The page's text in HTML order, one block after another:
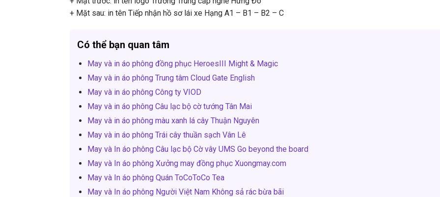
+ Mặt sau: in tên Tiếp nhận hồ sơ lái xe Hạng A1 – B1 – B2 – C
Có thể bạn quan tâm
May và in áo phông đồng phục HeroesIII Might & Magic
May và in áo phông Trung tâm Cloud Gate English
May và in áo phông Công ty VIOD
May và in áo phông Câu lạc bộ cờ tướng Tân Mai
May và in áo phông màu xanh lá cây Thuận Nguyên
May và in áo phông Trái cây thuần sạch Vân Lê
May và In áo phông Câu lạc bộ Cờ vây UMS Go beyond the board
May và In áo phông Xưởng may đồng phục Xuongmay.com
May và In áo phông Quán ToCoToCo Tea
May và In áo phông Người Việt Nam Không sả rác bừa bãi